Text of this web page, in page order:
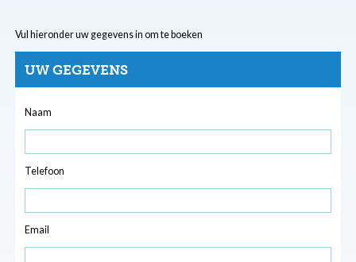
Vul hieronder uw gegevens in om te boeken
UW GEGEVENS
Naam
Telefoon
Email